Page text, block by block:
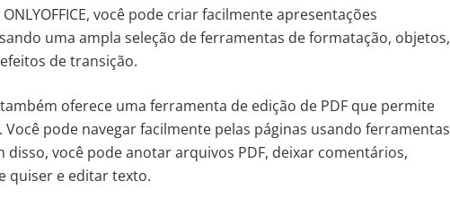
você pode criar facilmente apresentações
uma ampla seleção de ferramentas de formatação, objetos,
de transição.
também oferece uma ferramenta de edição de PDF que permite
pode navegar facilmente pelas páginas usando ferramentas
disso, você pode anotar arquivos PDF, deixar comentários,
quiser e editar texto.